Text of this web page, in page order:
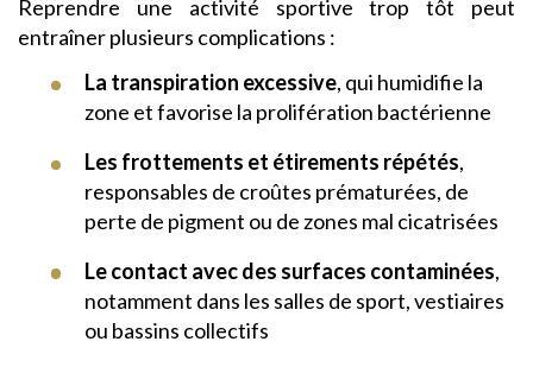
Reprendre une activité sportive trop tôt peut
entraîner plusieurs complications :
La transpiration excessive, qui humidifie la
zone et favorise la prolifération bactérienne
Les frottements et étirements répétés,
responsables de croûtes prématurées, de
perte de pigment ou de zones mal cicatrisées
Le contact avec des surfaces contaminées,
notamment dans les salles de sport, vestiaires
ou bassins collectifs